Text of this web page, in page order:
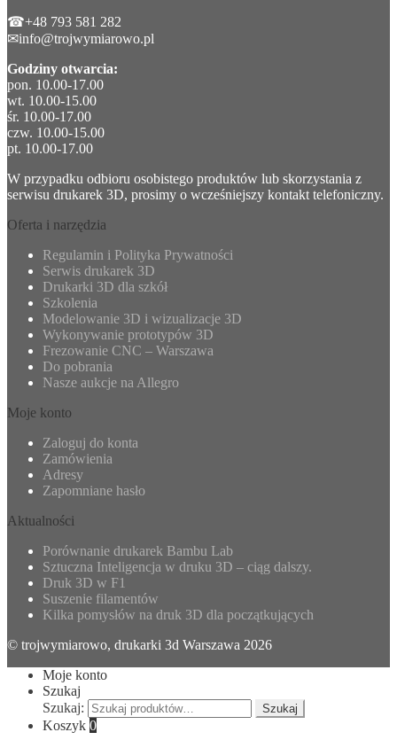
☎+48 793 581 282
✉info@trojwymiarowo.pl
Godziny otwarcia:
pon. 10.00-17.00
wt. 10.00-15.00
śr. 10.00-17.00
czw. 10.00-15.00
pt. 10.00-17.00
W przypadku odbioru osobistego produktów lub skorzystania z
serwisu drukarek 3D, prosimy o wcześniejszy kontakt telefoniczny.
Oferta i narzędzia
Regulamin i Polityka Prywatności
Serwis drukarek 3D
Drukarki 3D dla szkół
Szkolenia
Modelowanie 3D i wizualizacje 3D
Wykonywanie prototypów 3D
Frezowanie CNC – Warszawa
Do pobrania
Nasze aukcje na Allegro
Moje konto
Zaloguj do konta
Zamówienia
Adresy
Zapomniane hasło
Aktualności
Porównanie drukarek Bambu Lab
Sztuczna Inteligencja w druku 3D – ciąg dalszy.
Druk 3D w F1
Suszenie filamentów
Kilka pomysłów na druk 3D dla początkujących
© trojwymiarowo, drukarki 3d Warszawa 2026
Moje konto
Szukaj
Szukaj:
Szukaj
Koszyk 0